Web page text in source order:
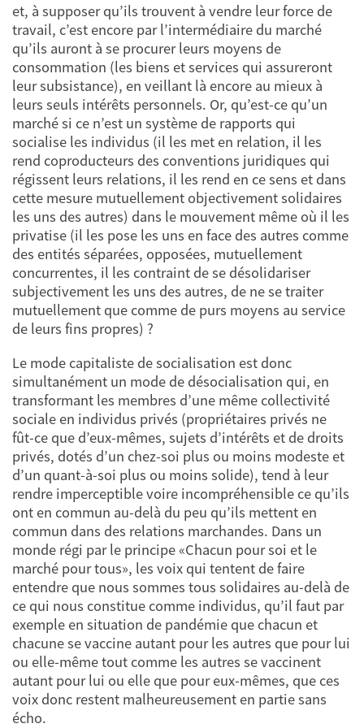
et, à supposer qu’ils trouvent à vendre leur force de
travail, c’est encore par l’intermédiaire du marché
qu’ils auront à se procurer leurs moyens de
consommation (les biens et services qui assureront
leur subsistance), en veillant là encore au mieux à
leurs seuls intérêts personnels. Or, qu’est-ce qu’un
marché si ce n’est un système de rapports qui
socialise les individus (il les met en relation, il les
rend coproducteurs des conventions juridiques qui
régissent leurs relations, il les rend en ce sens et dans
cette mesure mutuellement objectivement solidaires
les uns des autres) dans le mouvement même où il les
privatise (il les pose les uns en face des autres comme
des entités séparées, opposées, mutuellement
concurrentes, il les contraint de se désolidariser
subjectivement les uns des autres, de ne se traiter
mutuellement que comme de purs moyens au service
de leurs fins propres) ?
Le mode capitaliste de socialisation est donc
simultanément un mode de désocialisation qui, en
transformant les membres d’une même collectivité
sociale en individus privés (propriétaires privés ne
fût-ce que d’eux-mêmes, sujets d’intérêts et de droits
privés, dotés d’un chez-soi plus ou moins modeste et
d’un quant-à-soi plus ou moins solide), tend à leur
rendre imperceptible voire incompréhensible ce qu’ils
ont en commun au-delà du peu qu’ils mettent en
commun dans des relations marchandes. Dans un
monde régi par le principe «Chacun pour soi et le
marché pour tous», les voix qui tentent de faire
entendre que nous sommes tous solidaires au-delà de
ce qui nous constitue comme individus, qu’il faut par
exemple en situation de pandémie que chacun et
chacune se vaccine autant pour les autres que pour lui
ou elle-même tout comme les autres se vaccinent
autant pour lui ou elle que pour eux-mêmes, que ces
voix donc restent malheureusement en partie sans
écho.